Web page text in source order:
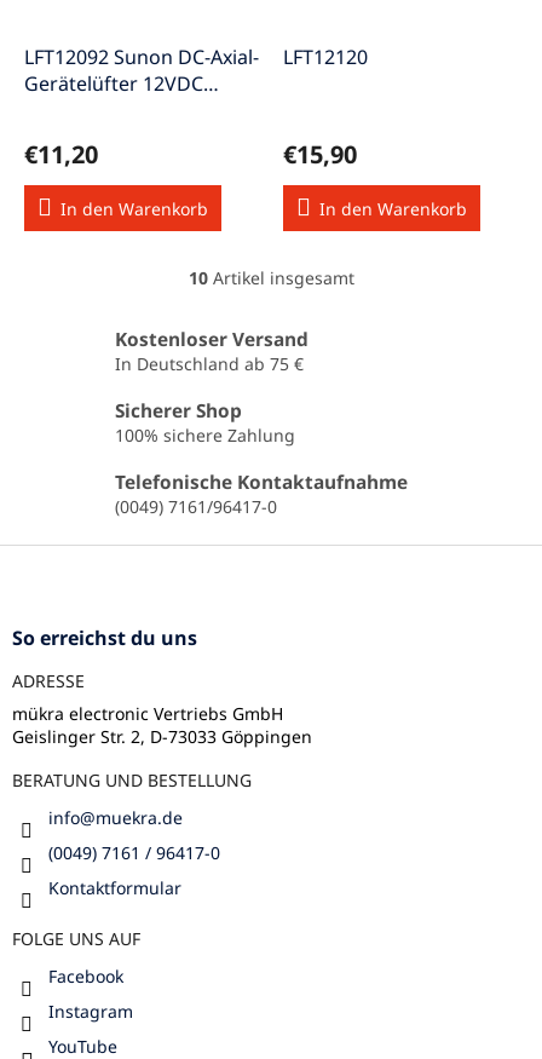
LFT12092 Sunon DC-Axial-
Gerätelüfter 12VDC
€11,20
In den Warenkorb
LFT12120
€15,90
In den Warenkorb
S
e
u
e
l
e
m
e
n
s
t
10Artikel insgesamt
Kostenloser Versand
In Deutschland ab 75 €
Sicherer Shop
100% sichere Zahlung
Telefonische Kontaktaufnahme
(0049) 7161/96417-0
F
So erreichst du uns
ADRESSE
mükra electronic Vertriebs GmbH
Geislinger Str. 2, D-73033 Göppingen
BERATUNG UND BESTELLUNG
info@muekra.de
(0049) 7161 / 96417-0
Kontaktformular
FOLGE UNS AUF
Facebook
Instagram
YouTube